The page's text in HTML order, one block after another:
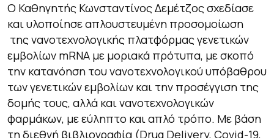
Ο Καθηγητής Κωνσταντίνος Δεμέτζος σχεδίασε
και υλοποίησε απλουστευμένη προσομοίωση
της νανοτεχνολογικής πλατφόρμας γενετικών
εμβολίων mRNA με μοριακά πρότυπα, με σκοπό
την κατανόηση του νανοτεχνολογικού υπόβαθρου
των γενετικών εμβολίων και την προσέγγιση της
δομής τους, αλλά και νανοτεχνολογικών
φαρμάκων, με εύληπτο και απλό τρόπο. Με βάση
τη διεθνή βιβλιογραφία (Drug Delivery, Covid-19,